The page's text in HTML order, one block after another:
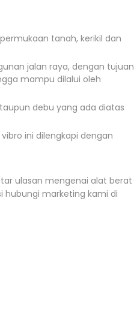
tanah, kerikil dan
jalan raya, dengan tujuan
mampu dilalui oleh
debu yang ada diatas
ini dilengkapi dengan
ulasan mengenai alat berat
hubungi marketing kami di